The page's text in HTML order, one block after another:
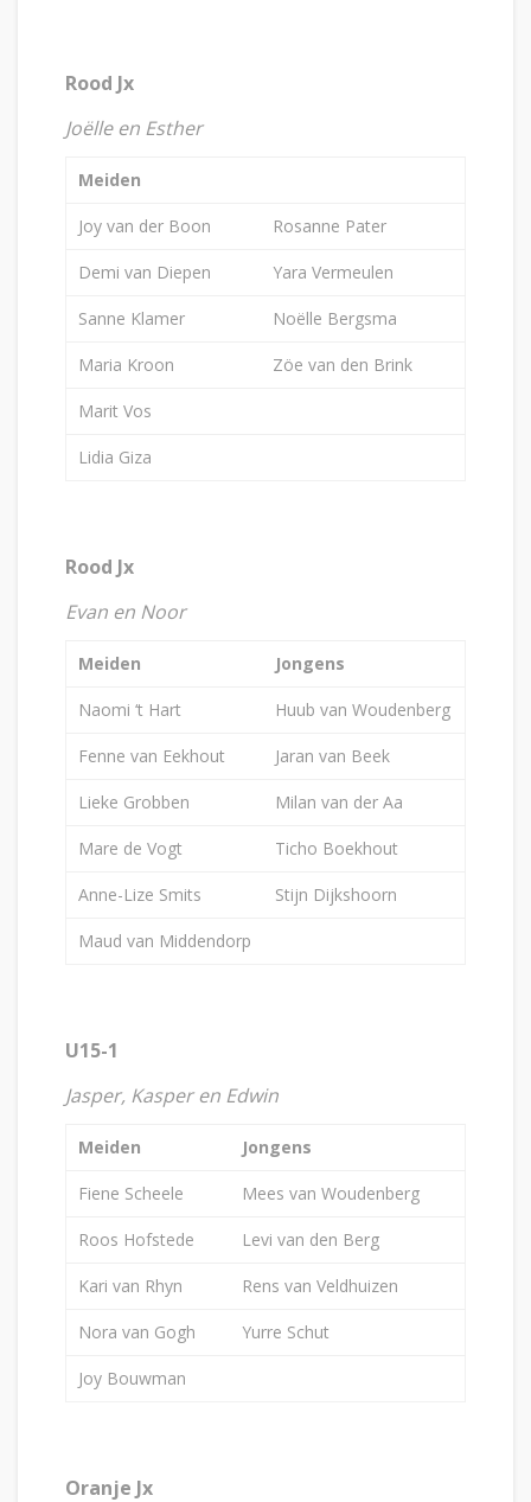
Rood Jx
Joëlle en Esther
Meiden
Joy van der Boon Rosanne Pater
Demi van Diepen Yara Vermeulen
Sanne Klamer Noëlle Bergsma
Maria Kroon Zöe van den Brink
Marit Vos
Lidia Giza
Rood Jx
Evan en Noor
Meiden Jongens
Naomi ‘t Hart Huub van Woudenberg
Fenne van Eekhout Jaran van Beek
Lieke Grobben Milan van der Aa
Mare de Vogt Ticho Boekhout
Anne-Lize Smits Stijn Dijkshoorn
Maud van Middendorp
U15-1
Jasper, Kasper en Edwin
Meiden Jongens
Fiene Scheele Mees van Woudenberg
Roos Hofstede Levi van den Berg
Kari van Rhyn Rens van Veldhuizen
Nora van Gogh Yurre Schut
Joy Bouwman
Oranje Jx